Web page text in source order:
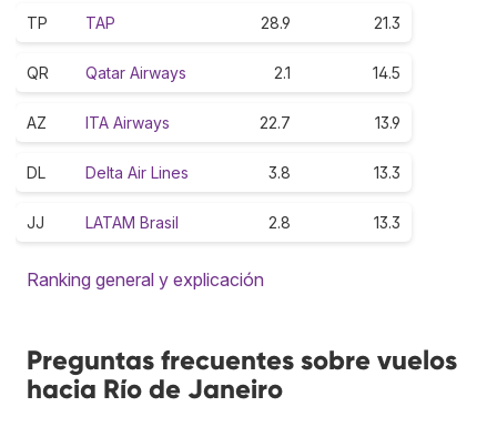
TP TAP 28.9 21.3
QR Qatar Airways 2.1 14.5
AZ ITA Airways 22.7 13.9
DL Delta Air Lines 3.8 13.3
JJ LATAM Brasil 2.8 13.3
Ranking general y explicación
Preguntas frecuentes sobre vuelos
hacia Río de Janeiro